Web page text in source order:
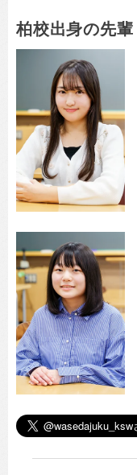
柏校出身の先輩